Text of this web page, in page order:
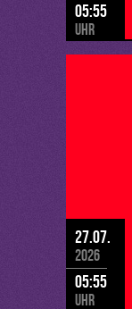
05:55
Uhr
27.07.
2026
05:55
Uhr